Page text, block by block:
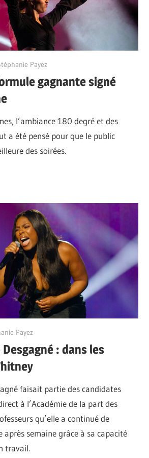
Payez
gagnante signé
l’ambiance 180 degré et des
a été pensé pour que le public
des soirées.
Payez
: dans les
faisait partie des candidates
à l’Académie de la part des
qu’elle a continué de
après semaine grâce à sa capacité
travail.